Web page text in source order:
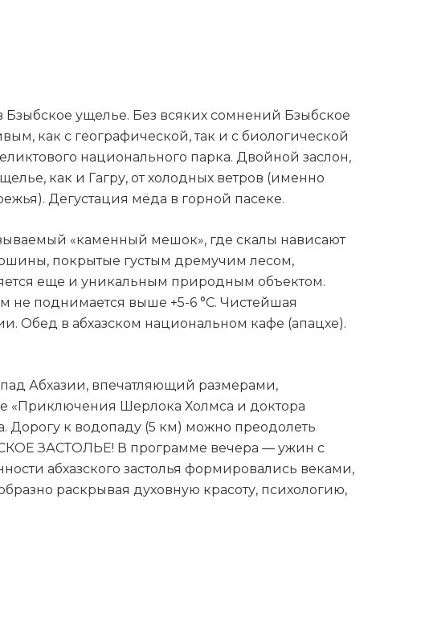
ущелье. Без всяких сомнений Бзыбское
как с географической, так и с биологической
национального парка. Двойной заслон,
как и Гагру, от холодных ветров (именно
Дегустация мёда в горной пасеке.
«каменный мешок», где скалы нависают
покрытые густым дремучим лесом,
еще и уникальным природным объектом.
не поднимается выше +5-6 °C. Чистейшая
Обед в абхазском национальном кафе (апацхе).
Абхазии, впечатляющий размерами,
«Приключения Шерлока Холмса и доктора
Дорогу к водопаду (5 км) можно преодолеть
ЗАСТОЛЬЕ! В программе вечера — ужин с
абхазского застолья формировались веками,
раскрывая духовную красоту, психологию,